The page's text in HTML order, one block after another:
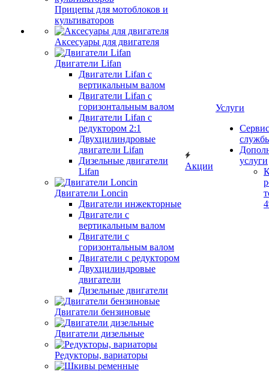
Прицепы для мотоблоков и
культиваторов
Аксесуары для двигателя
Двигатели Lifan
Двигатели Lifan с
вертикальным валом
Двигатели Lifan с
горизонтальным валом
Двигатели Lifan с
редуктором 2:1
Двухцилиндровые
двигатели Lifan
Дизельные двигатели
Lifan
Двигатели Loncin
Двигатели инжекторные
Двигатели с
вертикальным валом
Двигатели с
горизонтальным валом
Двигатели с редуктором
Двухцилиндровые
двигатели
Дизельные двигатели
Двигатели бензиновые
Двигатели дизельные
Редукторы, вариаторы
Акции
Услуги
услуги